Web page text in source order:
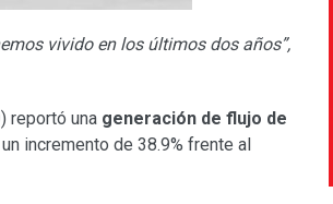
vivido en los últimos dos años”,
) reportó una generación de flujo de
incremento de 38.9% frente al